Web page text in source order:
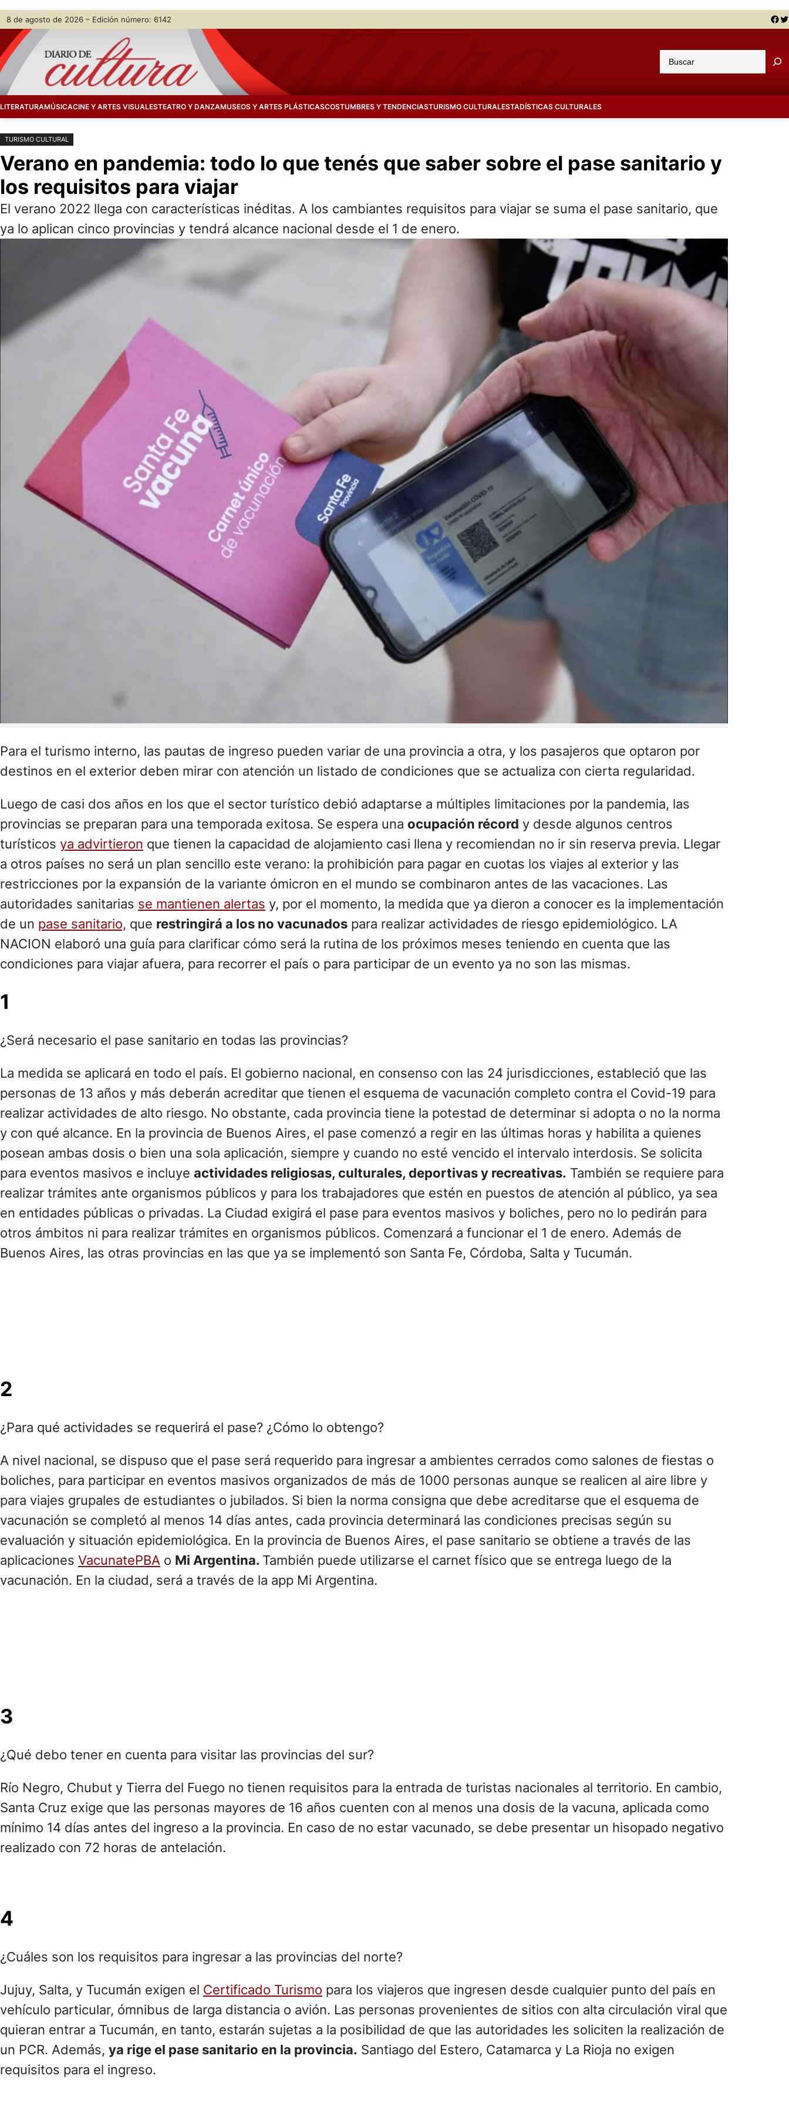
Saltar
contenido
Skip
content
8 de agosto de 2026 – Edición número: 6142 Facebook Twitter
u
a
LITERATURAMÚSICACINE Y ARTES VISUALESTEATRO Y DANZAMUSEOS Y ARTES PLÁSTICASCOSTUMBRES Y TENDENCIASTURISMO CULTURALESTADÍSTICAS CULTURALES
TURISMO CULTURAL
Verano en pandemia: todo lo que tenés que saber sobre el pase sanitario y
los requisitos para viajar
El verano 2022 llega con características inéditas. A los cambiantes requisitos para viajar se suma el pase sanitario, que
ya lo aplican cinco provincias y tendrá alcance nacional desde el 1 de enero.
Para el turismo interno, las pautas de ingreso pueden variar de una provincia a otra, y los pasajeros que optaron por
destinos en el exterior deben mirar con atención un listado de condiciones que se actualiza con cierta regularidad.
Luego de casi dos años en los que el sector turístico debió adaptarse a múltiples limitaciones por la pandemia, las
provincias se preparan para una temporada exitosa. Se espera una ocupación récord y desde algunos centros
turísticos ya advirtieron que tienen la capacidad de alojamiento casi llena y recomiendan no ir sin reserva previa. Llegar
a otros países no será un plan sencillo este verano: la prohibición para pagar en cuotas los viajes al exterior y las
restricciones por la expansión de la variante ómicron en el mundo se combinaron antes de las vacaciones. Las
autoridades sanitarias se mantienen alertas y, por el momento, la medida que ya dieron a conocer es la implementación
de un pase sanitario, que restringirá a los no vacunados para realizar actividades de riesgo epidemiológico. LA
NACION elaboró una guía para clarificar cómo será la rutina de los próximos meses teniendo en cuenta que las
condiciones para viajar afuera, para recorrer el país o para participar de un evento ya no son las mismas.
1
¿Será necesario el pase sanitario en todas las provincias?
La medida se aplicará en todo el país. El gobierno nacional, en consenso con las 24 jurisdicciones, estableció que las
personas de 13 años y más deberán acreditar que tienen el esquema de vacunación completo contra el Covid-19 para
realizar actividades de alto riesgo. No obstante, cada provincia tiene la potestad de determinar si adopta o no la norma
y con qué alcance. En la provincia de Buenos Aires, el pase comenzó a regir en las últimas horas y habilita a quienes
posean ambas dosis o bien una sola aplicación, siempre y cuando no esté vencido el intervalo interdosis. Se solicita
para eventos masivos e incluye actividades religiosas, culturales, deportivas y recreativas. También se requiere para
realizar trámites ante organismos públicos y para los trabajadores que estén en puestos de atención al público, ya sea
en entidades públicas o privadas. La Ciudad exigirá el pase para eventos masivos y boliches, pero no lo pedirán para
otros ámbitos ni para realizar trámites en organismos públicos. Comenzará a funcionar el 1 de enero. Además de
Buenos Aires, las otras provincias en las que ya se implementó son Santa Fe, Córdoba, Salta y Tucumán.
2
¿Para qué actividades se requerirá el pase? ¿Cómo lo obtengo?
A nivel nacional, se dispuso que el pase será requerido para ingresar a ambientes cerrados como salones de fiestas o
boliches, para participar en eventos masivos organizados de más de 1000 personas aunque se realicen al aire libre y
para viajes grupales de estudiantes o jubilados. Si bien la norma consigna que debe acreditarse que el esquema de
vacunación se completó al menos 14 días antes, cada provincia determinará las condiciones precisas según su
evaluación y situación epidemiológica. En la provincia de Buenos Aires, el pase sanitario se obtiene a través de las
aplicaciones VacunatePBA o Mi Argentina. También puede utilizarse el carnet físico que se entrega luego de la
vacunación. En la ciudad, será a través de la app Mi Argentina.
3
¿Qué debo tener en cuenta para visitar las provincias del sur?
Río Negro, Chubut y Tierra del Fuego no tienen requisitos para la entrada de turistas nacionales al territorio. En cambio,
Santa Cruz exige que las personas mayores de 16 años cuenten con al menos una dosis de la vacuna, aplicada como
mínimo 14 días antes del ingreso a la provincia. En caso de no estar vacunado, se debe presentar un hisopado negativo
realizado con 72 horas de antelación.
4
¿Cuáles son los requisitos para ingresar a las provincias del norte?
Jujuy, Salta, y Tucumán exigen el Certificado Turismo para los viajeros que ingresen desde cualquier punto del país en
vehículo particular, ómnibus de larga distancia o avión. Las personas provenientes de sitios con alta circulación viral que
quieran entrar a Tucumán, en tanto, estarán sujetas a la posibilidad de que las autoridades les soliciten la realización de
un PCR. Además, ya rige el pase sanitario en la provincia. Santiago del Estero, Catamarca y La Rioja no exigen
requisitos para el ingreso.